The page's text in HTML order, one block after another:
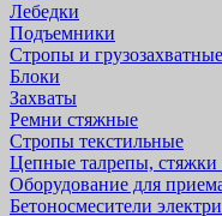
Лебедки
Подъемники
Стропы и
Блоки
Захваты
Ремни стяжные
Стропы текстильные
Цепные талрепы,
Оборудование для
Бетоносмесители